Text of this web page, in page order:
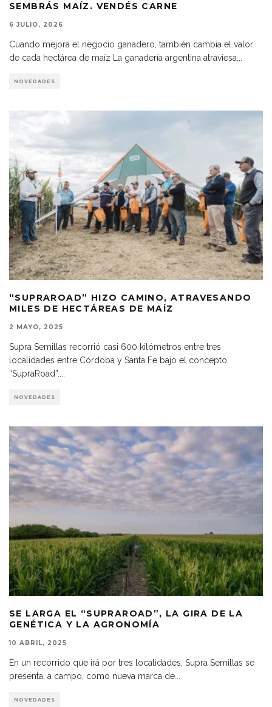
SEMBRÁS MAÍZ. VENDÉS CARNE
6 JULIO, 2026
Cuando mejora el negocio ganadero, también cambia el valor
de cada hectárea de maíz La ganadería argentina atraviesa...
NOVEDADES
“SUPRAROAD” HIZO CAMINO, ATRAVESANDO
MILES DE HECTÁREAS DE MAÍZ
2 MAYO, 2025
Supra Semillas recorrió casi 600 kilómetros entre tres
localidades entre Córdoba y Santa Fe bajo el concepto
“SupraRoad”.
NOVEDADES
SE LARGA EL “SUPRAROAD”, LA GIRA DE LA
GENÉTICA Y LA AGRONOMÍA
10 ABRIL, 2025
En un recorrido que irá por tres localidades, Supra Semillas se
presenta, a campo, como nueva marca de
NOVEDADES